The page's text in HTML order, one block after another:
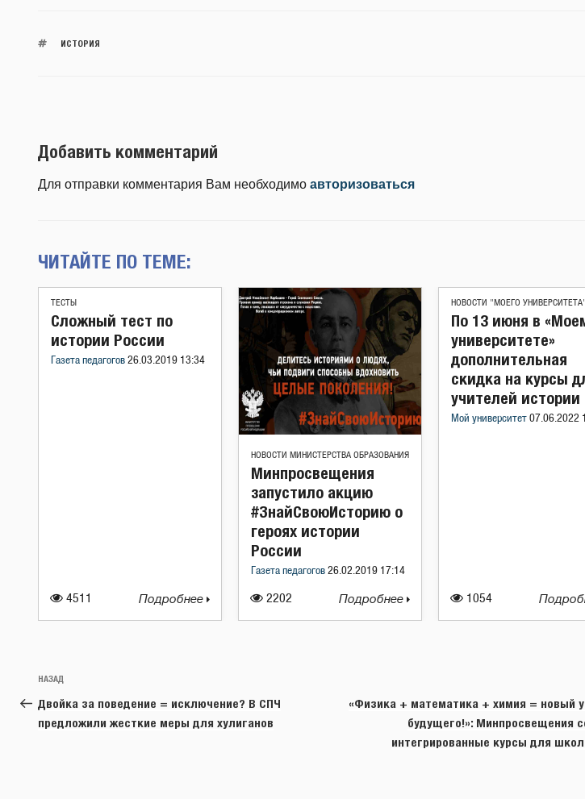
ИСТОРИЯ
Добавить комментарий
Для отправки комментария Вам необходимо авторизоваться
ЧИТАЙТЕ ПО ТЕМЕ:
ТЕСТЫ
4511
Сложный тест по
истории России
Газета педагогов 26.03.2019 13:34
Подробнее
НОВОСТИ МИНИСТЕРСТВА ОБРАЗОВАНИЯ
2202
Минпросвещения
запустило акцию
#ЗнайСвоюИсторию о
героях истории
России
Газета педагогов 26.02.2019 17:14
Подробнее
НОВОСТИ "МОЕГО УНИВЕРСИТЕТА"
1054
По 13 июня в
университете»
дополнительная
скидка на курсы
учителей истории
Мой университет 07.06.2022
Навигация
по
записям
Предыдущая
запись:
НАЗАД
Двойка за поведение = исключение? В СПЧ
предложили жесткие меры для хулиганов
«Физика + математика + химия = новый
будущего!»: Минпросвещения
интегрированные курсы для